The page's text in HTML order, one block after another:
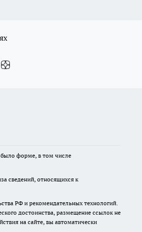
было форме, в том числе
сведений, относящихся к
РФ и рекомендательных технологий.
достоинства, размещение ссылок не
на сайте, вы автоматически